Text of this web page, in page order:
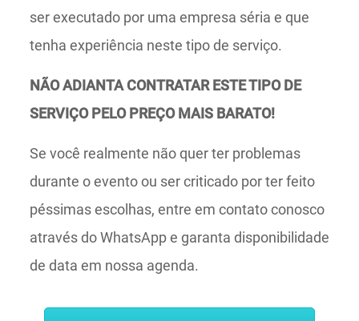
ser executado por uma empresa séria e que
tenha experiência neste tipo de serviço.
NÃO ADIANTA CONTRATAR ESTE TIPO DE
SERVIÇO PELO PREÇO MAIS BARATO!
Se você realmente não quer ter problemas
durante o evento ou ser criticado por ter feito
péssimas escolhas, entre em contato conosco
através do WhatsApp e garanta disponibilidade
de data em nossa agenda.